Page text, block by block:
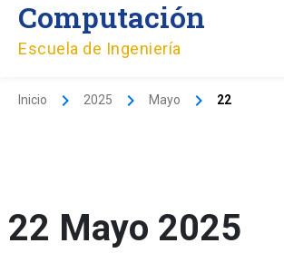
Computación
Escuela de Ingeniería
Inicio 2025 Mayo 22
22 Mayo 2025